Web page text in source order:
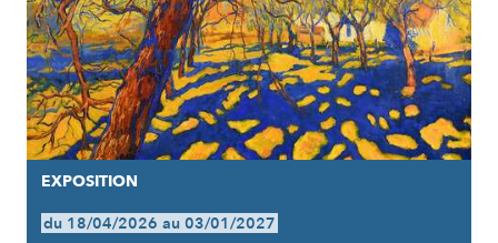
EXPOSITION
du 18/04/2026 au 03/01/2027